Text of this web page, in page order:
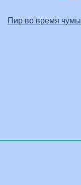
Пир во время чумы